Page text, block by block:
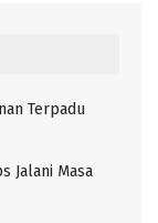
Terpadu
Jalani Masa